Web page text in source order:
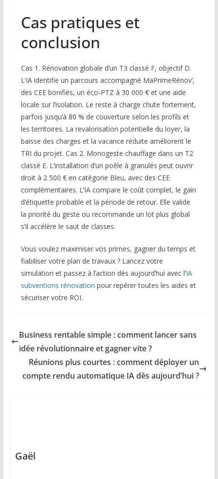
Cas pratiques et
conclusion
Cas 1. Rénovation globale d’un T3 classé F, objectif D.
L’IA identifie un parcours accompagné MaPrimeRénov’,
des CEE bonifiés, un éco-PTZ à 30 000 € et une aide
locale sur l’isolation. Le reste à charge chute fortement,
parfois jusqu’à 80 % de couverture selon les profils et
les territoires. La revalorisation potentielle du loyer, la
baisse des charges et la vacance réduite améliorent le
TRI du projet. Cas 2. Monogeste chauffage dans un T2
classé E. L’installation d’un poêle à granulés peut ouvrir
droit à 2 500 € en catégorie Bleu, avec des CEE
complémentaires. L’IA compare le coût complet, le gain
d’étiquette probable et la période de retour. Elle valide
la priorité du geste ou recommande un lot plus global
s’il accélère le saut de classes.
Vous voulez maximiser vos primes, gagner du temps et
fiabiliser votre plan de travaux ? Lancez votre
simulation et passez à l’action dès aujourd’hui avec l’IA
subventions rénovation pour repérer toutes les aides et
sécuriser votre ROI.
Business rentable simple : comment lancer sans
idée révolutionnaire et gagner vite ?
Réunions plus courtes : comment déployer un
compte rendu automatique IA dès aujourd’hui ?
Gaël